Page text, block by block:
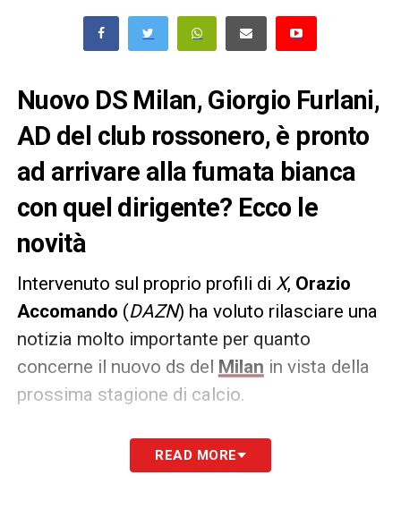
Nuovo DS Milan, Giorgio Furlani,
AD del club rossonero, è pronto
ad arrivare alla fumata bianca
con quel dirigente? Ecco le
novità
Intervenuto sul proprio profili di X, Orazio
Accomando (DAZN) ha voluto rilasciare una
notizia molto importante per quanto
concerne il nuovo ds del Milan in vista della
prossima stagione di calcio.
Milan, nelle prossime 24/48 ore
nuovo incontro tra Tare e Furlani
READ MORE